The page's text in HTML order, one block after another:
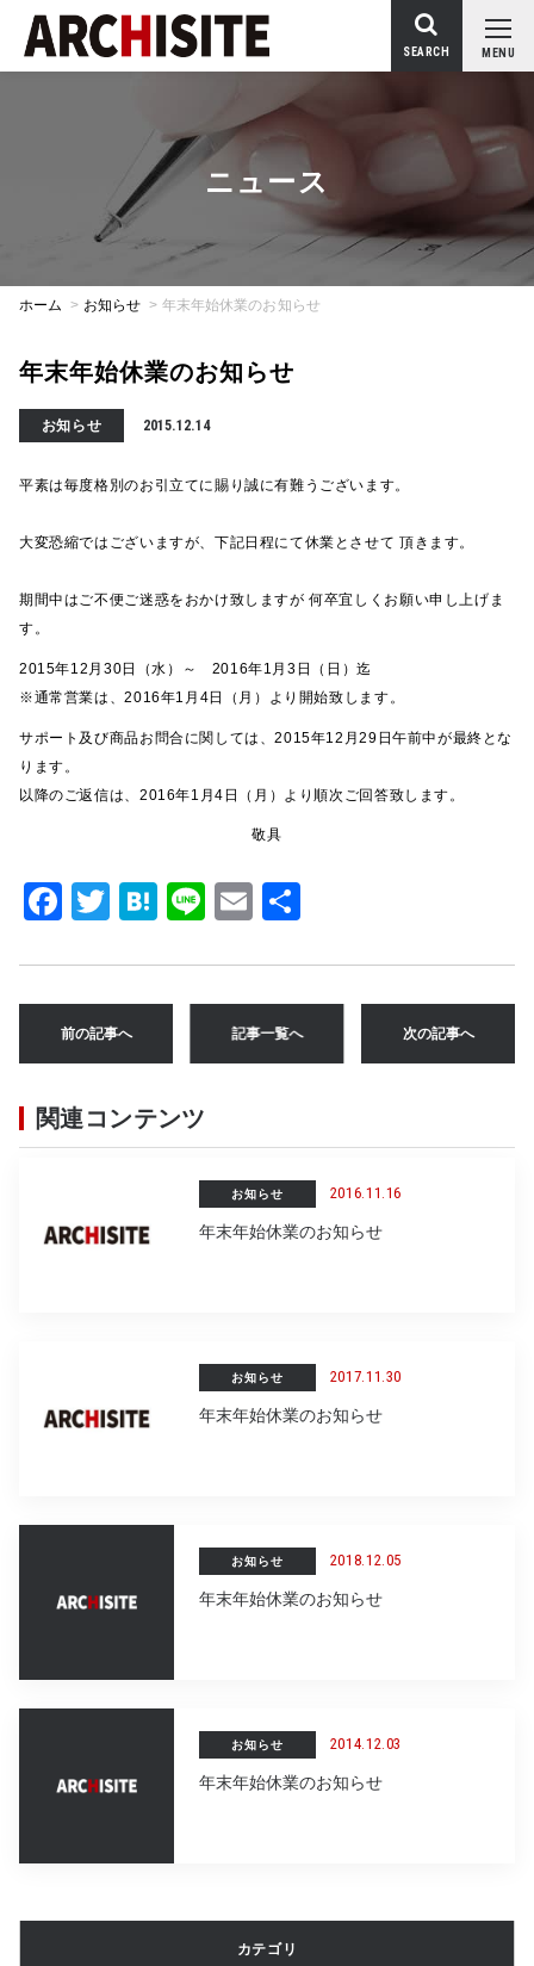
MENU
SEARCH
ニュース
ホーム > お知らせ > 年末年始休業のお知らせ
年末年始休業のお知らせ
お知らせ 2015.12.14
平素は毎度格別のお引立てに賜り誠に有難うございます。
大変恐縮ではございますが、下記日程にて休業とさせて 頂きます。
期間中はご不便ご迷惑をおかけ致しますが 何卒宜しくお願い申し上げま
す。
2015年12月30日（水）～ 2016年1月3日（日）迄
※通常営業は、2016年1月4日（月）より開始致します。
サポート及び商品お問合に関しては、2015年12月29日午前中が最終とな
ります。
以降のご返信は、2016年1月4日（月）より順次ご回答致します。
敬具
F
c
e
b
o
T
it
te
r
H
e
n
a
Li
e
E
ai
l
前の記事へ 記事一覧へ 次の記事へ
関連コンテンツ
お知らせ 2016.11.16
年末年始休業のお知らせ
お知らせ 2017.11.30
年末年始休業のお知らせ
お知らせ 2018.12.05
年末年始休業のお知らせ
お知らせ 2014.12.03
年末年始休業のお知らせ
カテゴリ